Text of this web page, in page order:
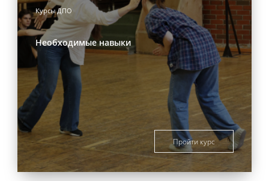
Курсы ДПО
Необходимые навыки
Пройти курс